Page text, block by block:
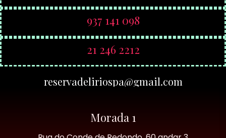
937 141 098​
21 246 2212
reservadeliriospa@gmail.com
Morada 1